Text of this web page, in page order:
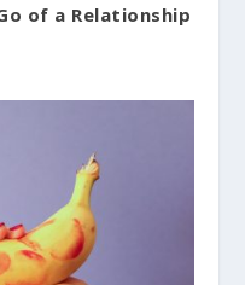
of a Relationship